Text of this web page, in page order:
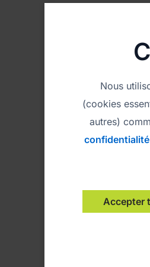
PMS
HEX
Nous
(cookies
autres)
confidentialité
Accepter